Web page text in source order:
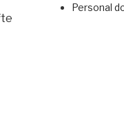
Personal